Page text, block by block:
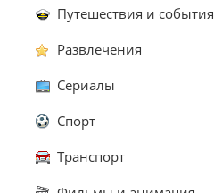
Путешествия и события
Развлечения
Сериалы
Спорт
Транспорт